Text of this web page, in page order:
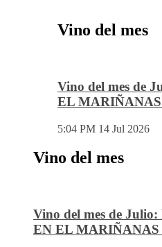
Vino del mes
Vino del mes de
EL MARIÑANAS
5:04 PM 14 Jul 2026
Vino del mes
Vino del mes de
EN EL MARIÑANAS